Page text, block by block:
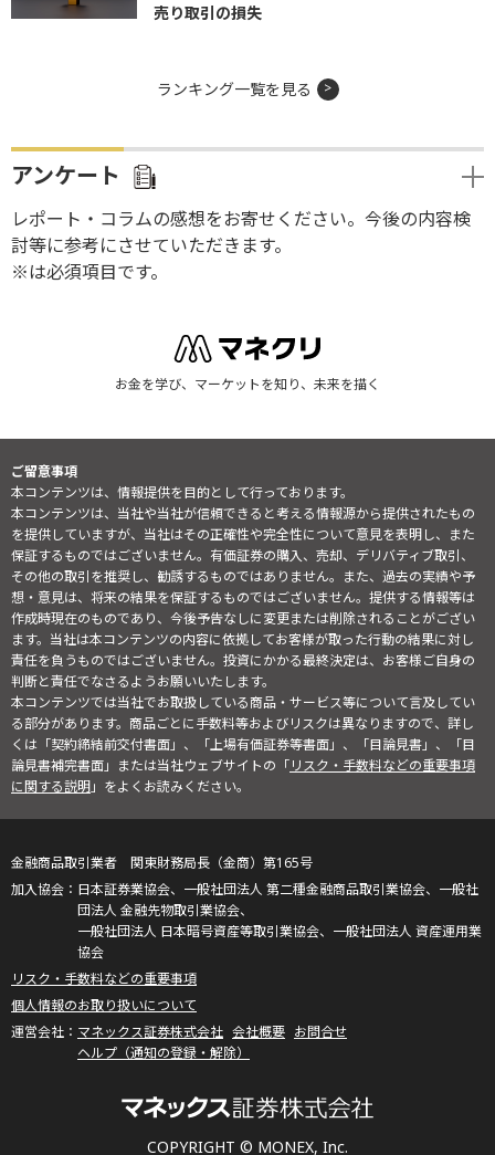
売り取引の損失
ランキング一覧を見る
アンケート
レポート・コラムの感想をお寄せください。今後の内容検
討等に参考にさせていただきます。
※は必須項目です。
お金を学び、マーケットを知り、未来を描く
ご留意事項
本コンテンツは、情報提供を目的として行っております。
本コンテンツは、当社や当社が信頼できると考える情報源から提供されたもの
を提供していますが、当社はその正確性や完全性について意見を表明し、また
保証するものではございません。有価証券の購入、売却、デリバティブ取引、
その他の取引を推奨し、勧誘するものではありません。また、過去の実績や予
想・意見は、将来の結果を保証するものではございません。提供する情報等は
作成時現在のものであり、今後予告なしに変更または削除されることがござい
ます。当社は本コンテンツの内容に依拠してお客様が取った行動の結果に対し
責任を負うものではございません。投資にかかる最終決定は、お客様ご自身の
判断と責任でなさるようお願いいたします。
本コンテンツでは当社でお取扱している商品・サービス等について言及してい
る部分があります。商品ごとに手数料等およびリスクは異なりますので、詳し
くは「契約締結前交付書面」、「上場有価証券等書面」、「目論見書」、「目
論見書補完書面」または当社ウェブサイトの「リスク・手数料などの重要事項
に関する説明」をよくお読みください。
COPYRIGHT © MONEX, Inc.
金融商品取引業者 関東財務局長（金商）第165号
日本証券業協会、一般社団法人 第二種金融商品取引業協会、一般社
団法人 金融先物取引業協会、
一般社団法人 日本暗号資産等取引業協会、一般社団法人 資産運用業
協会
リスク・手数料などの重要事項
個人情報のお取り扱いについて
マネックス証券株式会社 会社概要 お問合せ
ヘルプ（通知の登録・解除）